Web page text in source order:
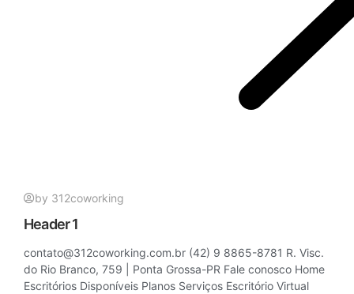
by 312coworking
Header 1
contato@312coworking.com.br (42) 9 8865-8781 R. Visc.
do Rio Branco, 759 | Ponta Grossa-PR Fale conosco Home
Escritórios Disponíveis Planos Serviços Escritório Virtual